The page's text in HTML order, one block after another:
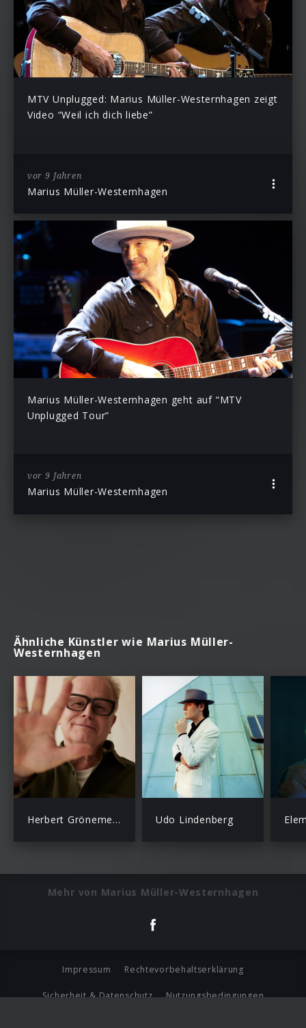
MTV Unplugged: Marius Müller-Westernhagen zeigt
Video “Weil ich dich liebe”
vor 9 Jahren
Marius Müller-Westernhagen
Marius Müller-Westernhagen geht auf “MTV
Unplugged Tour”
vor 9 Jahren
Marius Müller-Westernhagen
Ähnliche Künstler wie Marius Müller-
Westernhagen
Herbert Grönemeyer Udo Lindenberg
Mehr von Marius Müller-Westernhagen
Impressum Rechtevorbehaltserklärung
Sicherheit & Datenschutz Nutzungsbedingungen